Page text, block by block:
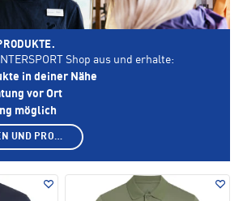
Shop aus und erhalte:
in deiner Nähe
vor Ort
möglich
SHOP AUSWÄHLEN UND PRODUKTE ANZEIGEN